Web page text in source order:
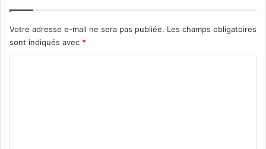
Votre adresse e-mail ne sera pas publiée. Les champs obligatoires
sont indiqués avec *